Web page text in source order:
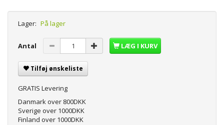
Lager: På lager
Antal LÆG I KURV
Tilføj ønskeliste
GRATIS Levering
Danmark over 800DKK
Sverige over 1000DKK
Finland over 1000DKK